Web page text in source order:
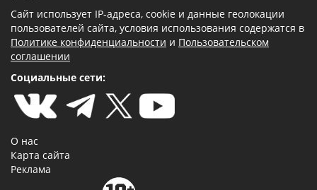
Сайт использует IP-адреса, cookie и данные геолокации
пользователей сайта, условия использования содержатся в
Политике конфиденциальности и Пользовательском
соглашении
Социальные сети:
О нас
Карта сайта
Реклама